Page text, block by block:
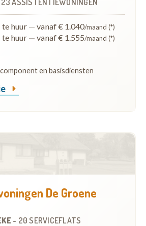
huur — vanaf € 1.040/maand (*)
huur — vanaf € 1.555/maand (*)
en basisdiensten
De Groene
- 20 SERVICEFLATS